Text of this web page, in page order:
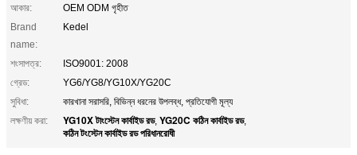
আকার:
OEM ODM গৃহীত
Brand
name:
Kedel
শংসাপত্র:
ISO9001: 2008
গ্রেড:
YG6/YG8/YG10X/YG20C
সুবিধা:
কারখানা সরাসরি, বিভিন্ন ধরনের উপলব্ধ, প্রতিযোগী মূল্য
লক্ষণীয় করা:
YG10X টাংস্টেন কার্বাইড রড, YG20C কঠিন কার্বাইড রড,
কঠিন টংস্টেন কার্বাইড রড পরিধানরোধী